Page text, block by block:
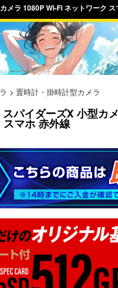
メラ 1080P Wi-Fi ネットワーク
> 置時計・掛時計型カメラ
スパイダーズX 小型
マホ 赤外線